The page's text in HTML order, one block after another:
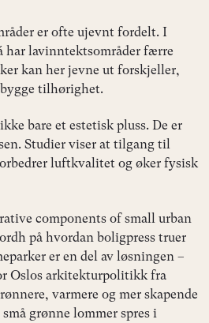
er ofte ujevnt fordelt. I
har lavinntektsområder færre
kan her jevne ut forskjeller,
bygge tilhørighet.
bare et estetisk pluss. De er
Studier viser at tilgang til
luftkvalitet og øker fysisk
components of small urban
på hvordan boligpress truer
er en del av løsningen –
Oslos arkitekturpolitikk fra
varmere og mer skapende
grønne lommer spres i